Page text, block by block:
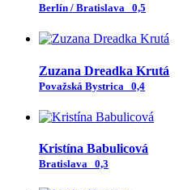
Berlín / Bratislava 0,5
Zuzana Dreadka Krutá
Považská Bystrica 0,4
Kristína Babulicová
Bratislava 0,3